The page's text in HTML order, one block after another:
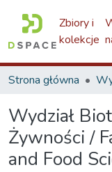
Zbiory i
kolekcje
Strona główna
Wydział
Żywności /
and Food